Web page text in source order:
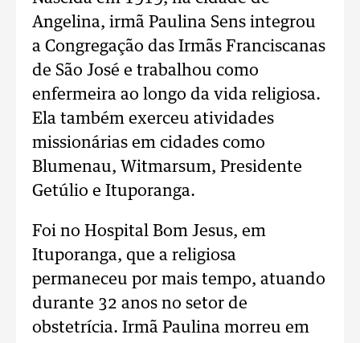
Angelina, irmã Paulina Sens integrou
a Congregação das Irmãs Franciscanas
de São José e trabalhou como
enfermeira ao longo da vida religiosa.
Ela também exerceu atividades
missionárias em cidades como
Blumenau, Witmarsum, Presidente
Getúlio e Ituporanga.
Foi no Hospital Bom Jesus, em
Ituporanga, que a religiosa
permaneceu por mais tempo, atuando
durante 32 anos no setor de
obstetrícia. Irmã Paulina morreu em